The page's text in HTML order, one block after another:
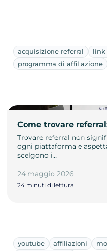
acquisizione referral
link
programma di affiliazione
Come trovare
Trovare referral non
ogni piattaforma e
scelgono i…
24 maggio 2026
24 minuti di lettura
youtube affiliazioni